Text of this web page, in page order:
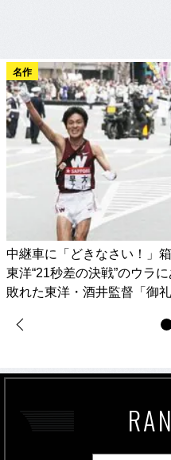
名作
中継車に「どきなさい！」
東洋“21秒差の決戦”のウラ
敗れた東洋・酒井監督「御